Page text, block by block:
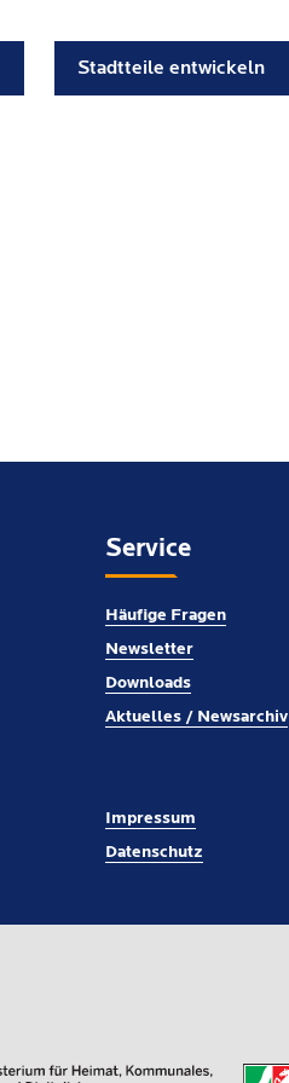
Stadtteile entwickeln
Service
Häufige Fragen
Newsletter
Downloads
Aktuelles / Newsarchiv
Impressum
Datenschutz